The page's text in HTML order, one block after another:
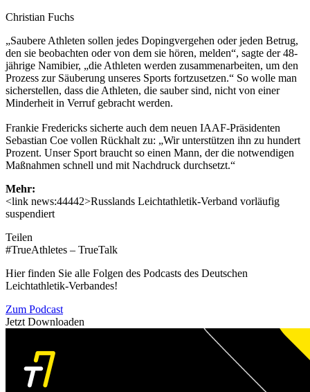
Christian Fuchs
„Saubere Athleten sollen jedes Dopingvergehen oder jeden Betrug,
den sie beobachten oder von dem sie hören, melden“, sagte der 48-
jährige Namibier, „die Athleten werden zusammenarbeiten, um den
Prozess zur Säuberung unseres Sports fortzusetzen.“ So wolle man
sicherstellen, dass die Athleten, die sauber sind, nicht von einer
Minderheit in Verruf gebracht werden.
Frankie Fredericks sicherte auch dem neuen IAAF-Präsidenten
Sebastian Coe vollen Rückhalt zu: „Wir unterstützen ihn zu hundert
Prozent. Unser Sport braucht so einen Mann, der die notwendigen
Maßnahmen schnell und mit Nachdruck durchsetzt.“
Mehr:
<link news:44442>Russlands Leichtathletik-Verband vorläufig
suspendiert
Teilen
#TrueAthletes – TrueTalk
Hier finden Sie alle Folgen des Podcasts des Deutschen
Leichtathletik-Verbandes!
Zum Podcast
Jetzt Downloaden